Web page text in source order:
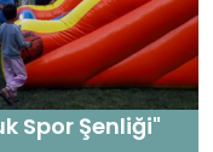
Spor Şenliği"